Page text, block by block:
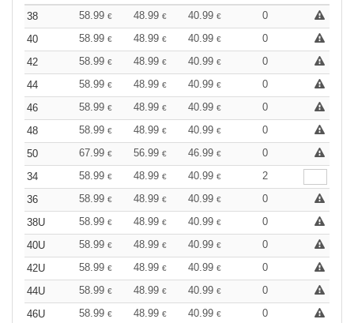
38 58.99 € 48.99 € 40.99 €
0
40
58.99 € 48.99 € 40.99 €
0
42
58.99 € 48.99 € 40.99 €
0
44
58.99 € 48.99 € 40.99 €
0
46
58.99 € 48.99 € 40.99 €
0
48
58.99 € 48.99 € 40.99 €
0
50
67.99 € 56.99 € 46.99 €
0
34
58.99 € 48.99 € 40.99 €
2
36
58.99 € 48.99 € 40.99 €
0
38U
58.99 € 48.99 € 40.99 €
0
40U
58.99 € 48.99 € 40.99 €
0
42U
58.99 € 48.99 € 40.99 €
0
44U
58.99 € 48.99 € 40.99 €
0
46U
58.99 € 48.99 € 40.99 € 0